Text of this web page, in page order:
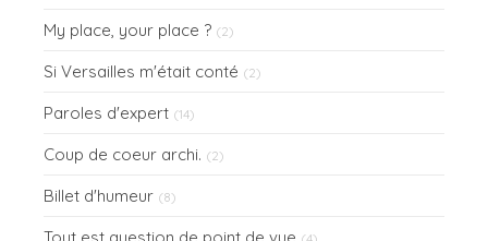
My place, your place ? (2)
Si Versailles m'était conté (2)
Paroles d'expert (14)
Coup de coeur archi. (2)
Billet d'humeur (8)